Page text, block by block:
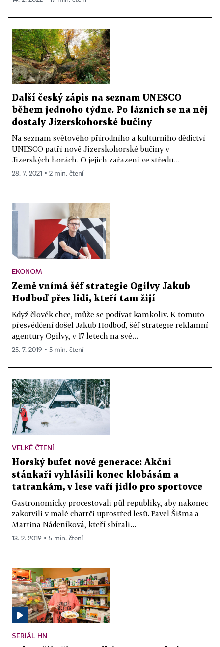
Další český zápis na seznam UNESCO
během jednoho týdne. Po lázních se na něj
dostaly Jizerskohorské bučiny
Na seznam světového přírodního a kulturního dědictví
UNESCO patří nově Jizerskohorské bučiny v
Jizerských horách. O jejich zařazení ve středu...
28. 7. 2021 ▪ 2 min. čtení
EKONOM
Země vnímá šéf strategie Ogilvy Jakub
Hodboď přes lidi, kteří tam žijí
Když člověk chce, může se podívat kamkoliv. K tomuto
přesvědčení došel Jakub Hodboď, šéf strategie reklamní
agentury Ogilvy, v 17 letech na své...
25. 7. 2019 ▪ 5 min. čtení
VELKÉ ČTENÍ
Horský bufet nové generace: Akční
stánkaři vyhlásili konec klobásám a
tatrankám, v lese vaří jídlo pro sportovce
Gastronomicky procestovali půl republiky, aby nakonec
zakotvili v malé chatrči uprostřed lesů. Pavel Šišma a
Martina Nádeníková, kteří sbírali...
13. 2. 2019 ▪ 5 min. čtení
SERIÁL HN